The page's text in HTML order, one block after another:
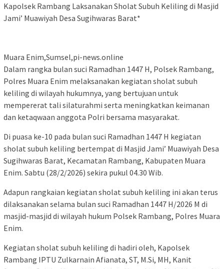
Kapolsek Rambang Laksanakan Sholat Subuh Keliling di Masjid
Jami’ Muawiyah Desa Sugihwaras Barat*
Muara Enim,Sumsel,pi-news.online
Dalam rangka bulan suci Ramadhan 1447 H, Polsek Rambang,
Polres Muara Enim melaksanakan kegiatan sholat subuh
keliling di wilayah hukumnya, yang bertujuan untuk
mempererat tali silaturahmi serta meningkatkan keimanan
dan ketaqwaan anggota Polri bersama masyarakat.
Di puasa ke-10 pada bulan suci Ramadhan 1447 H kegiatan
sholat subuh keliling bertempat di Masjid Jami’ Muawiyah Desa
Sugihwaras Barat, Kecamatan Rambang, Kabupaten Muara
Enim. Sabtu (28/2/2026) sekira pukul 04.30 Wib.
Adapun rangkaian kegiatan sholat subuh keliling ini akan terus
dilaksanakan selama bulan suci Ramadhan 1447 H/2026 M di
masjid-masjid di wilayah hukum Polsek Rambang, Polres Muara
Enim.
Kegiatan sholat subuh keliling di hadiri oleh, Kapolsek
Rambang IPTU Zulkarnain Afianata, ST, M.Si, MH, Kanit